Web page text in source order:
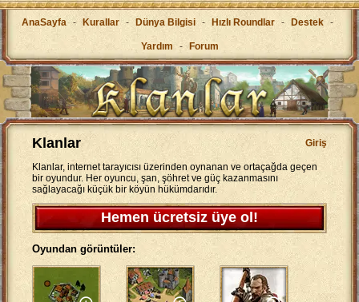
AnaSayfa - Kurallar - Dünya Bilgisi - Hızlı Roundlar - Destek -
Yardım - Forum
Giriş
Klanlar
Klanlar, internet tarayıcısı üzerinden oynanan ve ortaçağda geçen
bir oyundur. Her oyuncu, şan, şöhret ve güç kazanmasını
sağlayacağı küçük bir köyün hükümdarıdır.
Hemen ücretsiz üye ol!
Oyundan görüntüler: